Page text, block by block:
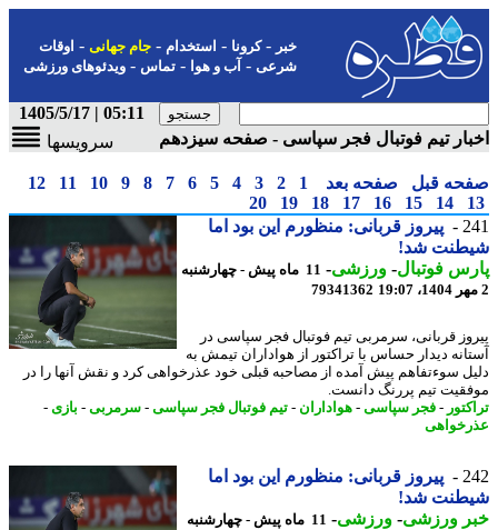
-کرونا-استخدام- جام جهانی-اوقات
شرعی-آب و هوا-تماس-ویدئوهای ورزشی
05:11 | 1405/5/17
تیم فوتبال فجر سپاسی - صفحه سیزدهم
سرویسها
قبل صفحه بعد 1
2
3
4
5
6
7
8
9
10
11
12
14
15
16
17
18
19
20
پیروز قربانی: منظورم این بود اما
شد!
فوتبال-ورزشی-
11 ماه پیش - چهارشنبه
79341362
قربانی، سرمربی تیم فوتبال فجر سپاسی در
دیدار حساس با تراکتور از هواداران تیمش به
سوءتفاهم پیش آمده از مصاحبه قبلی خود عذرخواهی کرد و نقش آنها را در
تیم پررنگ دانست.
-فجر سپاسی-هواداران - تیم فوتبال فجر سپاسی-سرمربی- بازی -
پیروز قربانی: منظورم این بود اما
شد!
ورزشی-ورزشی-
11 ماه پیش - چهارشنبه